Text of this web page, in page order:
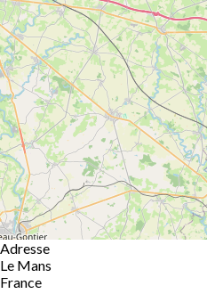
Adresse
Le Mans
France